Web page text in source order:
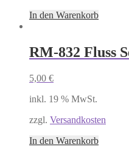
In den Warenkorb
RM-832 Fluss
5,00 €
inkl. 19 % MwSt.
zzgl. Versandkosten
In den Warenkorb